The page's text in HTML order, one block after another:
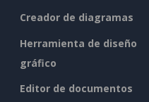
Creador de diagramas
Herramienta de diseño
gráfico
Editor de documentos